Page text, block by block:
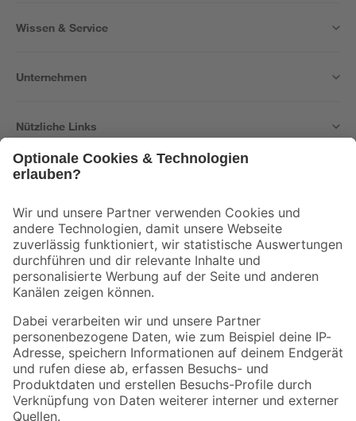
Wissen & Service
Unternehmen
Nützliche Links
Der toom Newsletter: Keine Angebote und Aktionen mehr verpassen!
Zur Newsletter Anmeldung
Folge uns
Zahlungsarten Versandarten